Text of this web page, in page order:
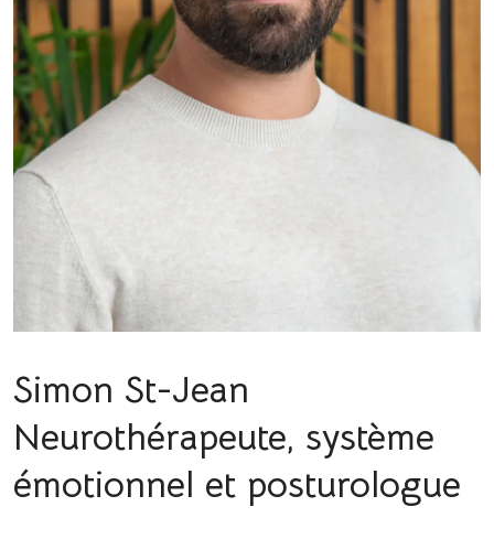
Simon St-Jean
Neurothérapeute, système
émotionnel et posturologue